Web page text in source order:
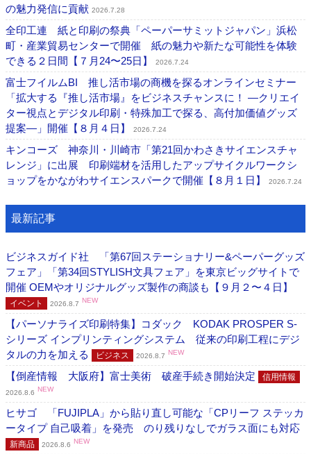
の魅力発信に貢献 2026.7.28
全印工連 紙と印刷の祭典「ペーパーサミットジャパン」浜松
町・産業貿易センターで開催 紙の魅力や新たな可能性を体験
できる２日間【７月24〜25日】
2026.7.24
富士フイルムBI 推し活市場の商機を探るオンラインセミナー
「拡大する『推し活市場』をビジネスチャンスに！ ―クリエイ
ター視点とデジタル印刷・特殊加工で探る、高付加価値グッズ
提案―」開催【８月４日】
2026.7.24
キンコーズ 神奈川・川崎市「第21回かわさきサイエンスチャ
レンジ」に出展 印刷端材を活用したアップサイクルワークシ
ョップをかながわサイエンスパークで開催【８月１日】
2026.7.24
最新記事
ビジネスガイド社 「第67回ステーショナリー&ペーパーグッズ
フェア」「第34回STYLISH文具フェア」を東京ビッグサイトで
開催 OEMやオリジナルグッズ製作の商談も【９月２〜４日】
イベント 2026.8.7 NEW
【パーソナライズ印刷特集】コダック KODAK PROSPER S-
シリーズ インプリンティングシステム 従来の印刷工程にデジ
タルの力を加える
ビジネス 2026.8.7 NEW
【倒産情報 大阪府】富士美術 破産手続き開始決定 信用情報
2026.8.6 NEW
ヒサゴ 「FUJIPLA」から貼り直し可能な「CPリーフ ステッカ
ータイプ 自己吸着」を発売 のり残りなしでガラス面にも対応
新商品 2026.8.6 NEW